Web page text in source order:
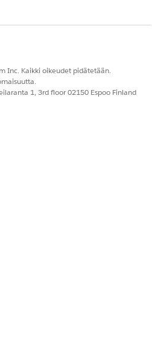
Inc. Kaikki oikeudet pidätetään.
1, 3rd floor 02150 Espoo Finland